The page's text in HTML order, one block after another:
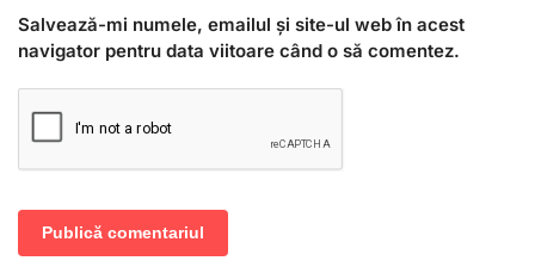
Salvează-mi numele, emailul și site-ul web în acest
navigator pentru data viitoare când o să comentez.